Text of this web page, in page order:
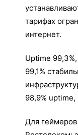
тарифах
интернет.
Uptime
99,1%
98,9%
Для